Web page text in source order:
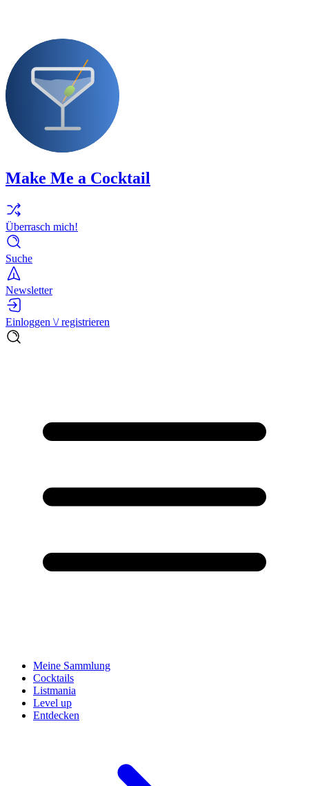
Make Me a Cocktail
Überrasch mich!
Suche
Newsletter
Einloggen \/ registrieren
Meine Sammlung
Cocktails
Listmania
Level up
Entdecken